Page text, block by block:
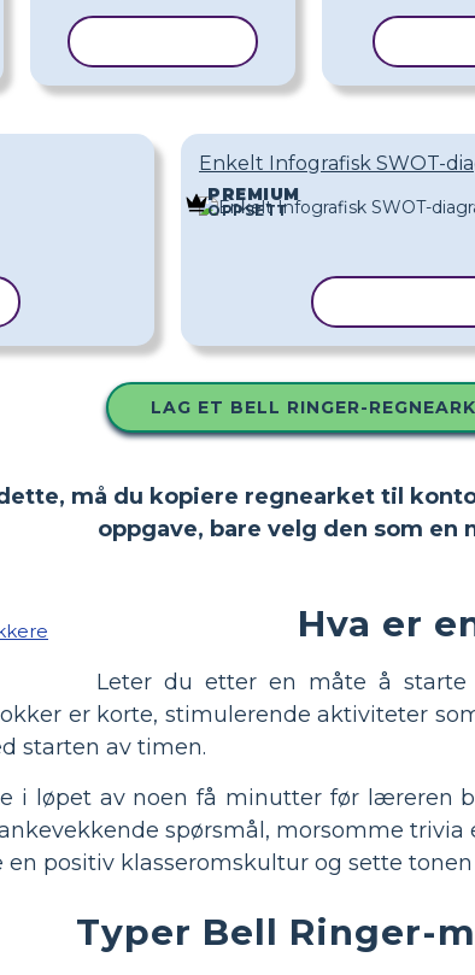
Enkelt Infografisk SWOT-
PREMIUM
OPPSETT
LAG ET BELL RINGER-REGNEARK
må du kopiere regnearket til
oppgave, bare velg den som en
Hva er
Leter du etter en måte å
er korte, stimulerende aktiviteter
starten av timen.
i løpet av noen få minutter før læreren
spørsmål, morsomme
positiv klasseromskultur og sette
Typer Bell Ringer-